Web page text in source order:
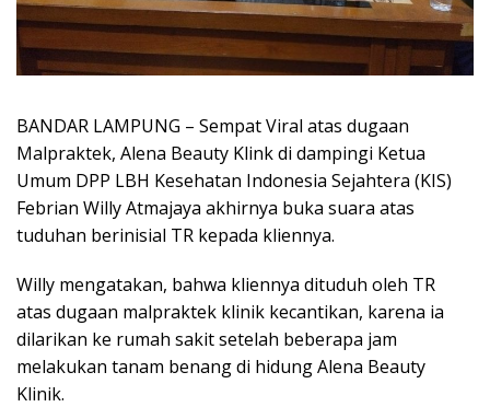
BANDAR LAMPUNG – Sempat Viral atas dugaan
Malpraktek, Alena Beauty Klink di dampingi Ketua
Umum DPP LBH Kesehatan Indonesia Sejahtera (KIS)
Febrian Willy Atmajaya akhirnya buka suara atas
tuduhan berinisial TR kepada kliennya.
Willy mengatakan, bahwa kliennya dituduh oleh TR
atas dugaan malpraktek klinik kecantikan, karena ia
dilarikan ke rumah sakit setelah beberapa jam
melakukan tanam benang di hidung Alena Beauty
Klinik.